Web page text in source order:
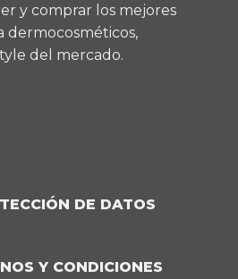
y comprar los mejores
dermocosméticos,
del mercado.
DE DATOS
Y CONDICIONES